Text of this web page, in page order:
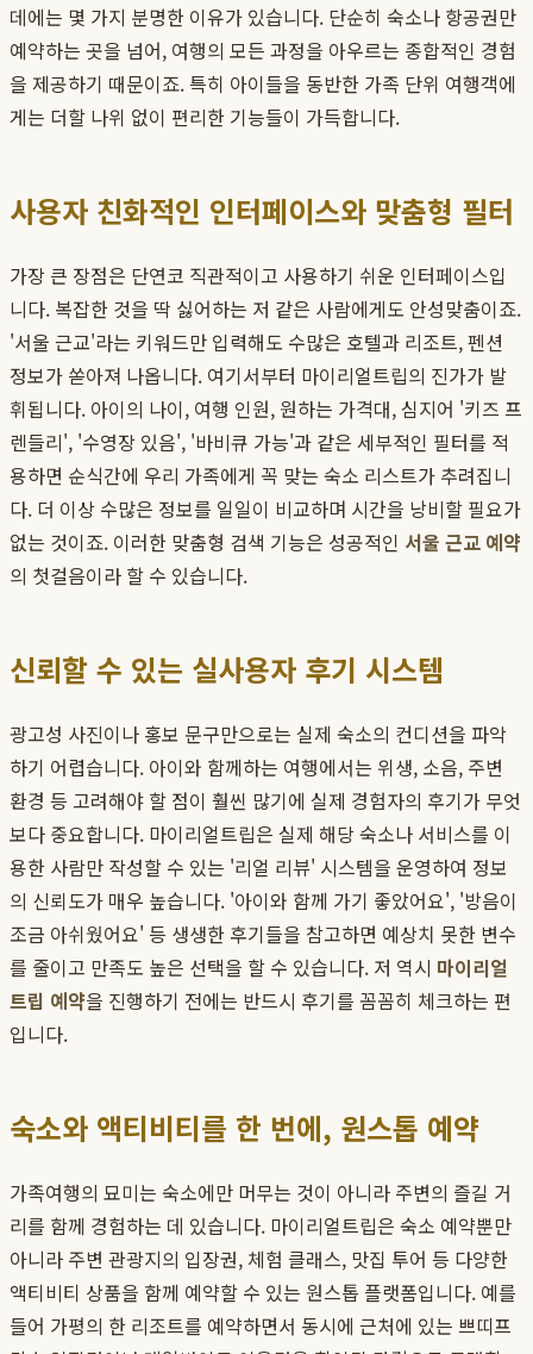
데에는 몇 가지 분명한 이유가 있습니다. 단순히 숙소나 항공권만
예약하는 곳을 넘어, 여행의 모든 과정을 아우르는 종합적인 경험
을 제공하기 때문이죠. 특히 아이들을 동반한 가족 단위 여행객에
게는 더할 나위 없이 편리한 기능들이 가득합니다.
사용자 친화적인 인터페이스와 맞춤형 필터
가장 큰 장점은 단연코 직관적이고 사용하기 쉬운 인터페이스입
니다. 복잡한 것을 딱 싫어하는 저 같은 사람에게도 안성맞춤이죠.
'서울 근교'라는 키워드만 입력해도 수많은 호텔과 리조트, 펜션
정보가 쏟아져 나옵니다. 여기서부터 마이리얼트립의 진가가 발
휘됩니다. 아이의 나이, 여행 인원, 원하는 가격대, 심지어 '키즈 프
렌들리', '수영장 있음', '바비큐 가능'과 같은 세부적인 필터를 적
용하면 순식간에 우리 가족에게 꼭 맞는 숙소 리스트가 추려집니
다. 더 이상 수많은 정보를 일일이 비교하며 시간을 낭비할 필요가
없는 것이죠. 이러한 맞춤형 검색 기능은 성공적인 서울 근교 예약
의 첫걸음이라 할 수 있습니다.
신뢰할 수 있는 실사용자 후기 시스템
광고성 사진이나 홍보 문구만으로는 실제 숙소의 컨디션을 파악
하기 어렵습니다. 아이와 함께하는 여행에서는 위생, 소음, 주변
환경 등 고려해야 할 점이 훨씬 많기에 실제 경험자의 후기가 무엇
보다 중요합니다. 마이리얼트립은 실제 해당 숙소나 서비스를 이
용한 사람만 작성할 수 있는 '리얼 리뷰' 시스템을 운영하여 정보
의 신뢰도가 매우 높습니다. '아이와 함께 가기 좋았어요', '방음이
조금 아쉬웠어요' 등 생생한 후기들을 참고하면 예상치 못한 변수
를 줄이고 만족도 높은 선택을 할 수 있습니다. 저 역시 마이리얼
트립 예약을 진행하기 전에는 반드시 후기를 꼼꼼히 체크하는 편
입니다.
숙소와 액티비티를 한 번에, 원스톱 예약
가족여행의 묘미는 숙소에만 머무는 것이 아니라 주변의 즐길 거
리를 함께 경험하는 데 있습니다. 마이리얼트립은 숙소 예약뿐만
아니라 주변 관광지의 입장권, 체험 클래스, 맛집 투어 등 다양한
액티비티 상품을 함께 예약할 수 있는 원스톱 플랫폼입니다. 예를
들어 가평의 한 리조트를 예약하면서 동시에 근처에 있는 쁘띠프